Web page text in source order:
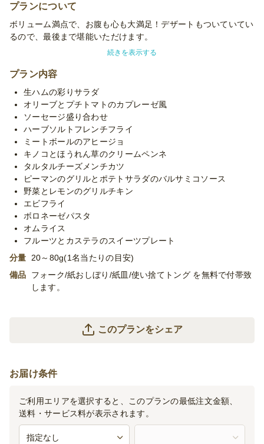
プランについて
ボリューム満点で、お腹も心も大満足！デザートもついていてい
るので、最後まで堪能いただけます。
膳・撤収等のサービスはついておりません。
※「10卓に配置」などお客様ご指定の数の卓に配置する場合、
追加容器代金をいただいたり、容器が変更になる場合がございま
す。予めご了承くださいませ。
※季節毎の仕入れによりメニューが変わる場合がございます。予
めご了承ください。
※プランに記載のあるメニュー以外もご対応が可能です。お気軽
に御相談ください。
続きを表示する
プラン内容
生ハムの彩りサラダ
オリーブとプチトマトのカプレーゼ風
ソーセージ盛り合わせ
ハーブソルトフレンチフライ
ミートボールのアヒージョ
キノコとほうれん草のクリームペンネ
タルタルチーズメンチカツ
ピーマンのグリルとポテトサラダのバルサミコソース
野菜とレモンのグリルチキン
エビフライ
ボロネーゼパスタ
オムライス
フルーツとカステラのスイーツプレート
分量
20～80g(1名当たりの目安)
備品
フォーク/紙おしぼり/紙皿/使い捨てトング を無料で付帯致
します。
このプランをシェア
お届け条件
ご利用エリアを選択すると、このプランの最低注文金額、
送料・サービス料が表示されます。